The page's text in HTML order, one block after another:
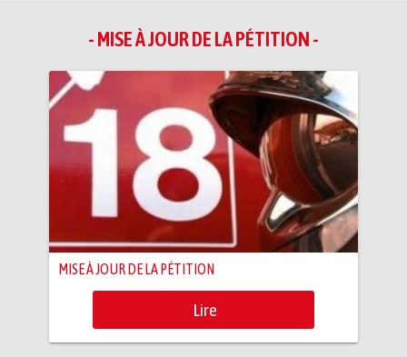
- MISE À JOUR DE LA PÉTITION -
MISE À JOUR DE LA PÉTITION
Lire